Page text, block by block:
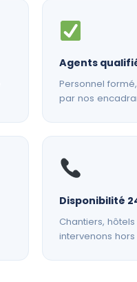
Agents
Personnel
par nos
Disponibilité
Chantiers,
intervenons